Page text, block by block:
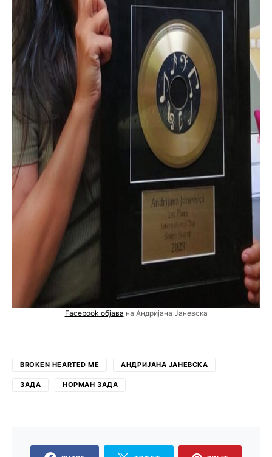
Facebook објава на Андријана Јаневска
BROKEN HEARTED ME АНДРИЈАНА ЈАНЕВСКА
ЗАДА НОРМАН ЗАДА